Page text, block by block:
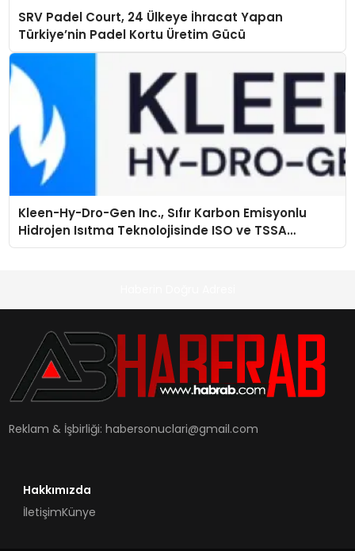
SRV Padel Court, 24 Ülkeye İhracat Yapan
Türkiye’nin Padel Kortu Üretim Gücü
Kleen-Hy-Dro-Gen Inc., Sıfır Karbon Emisyonlu
Hidrojen Isıtma Teknolojisinde ISO ve TSSA
Düzenleyici Onaylarını Aldı
Reklam & İşbirliği:habersonuclari@gmail.com
Hakkımızda
İletişimKünye